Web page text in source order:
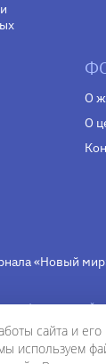
О
О
«Новый
Федеральной
средства
ПИ № Фс 77-
сайта и его
используем